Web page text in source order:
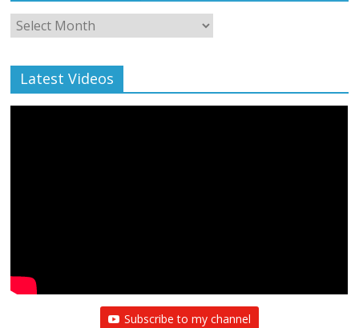
Monthly
Archive
Latest Videos
Subscribe to my channel